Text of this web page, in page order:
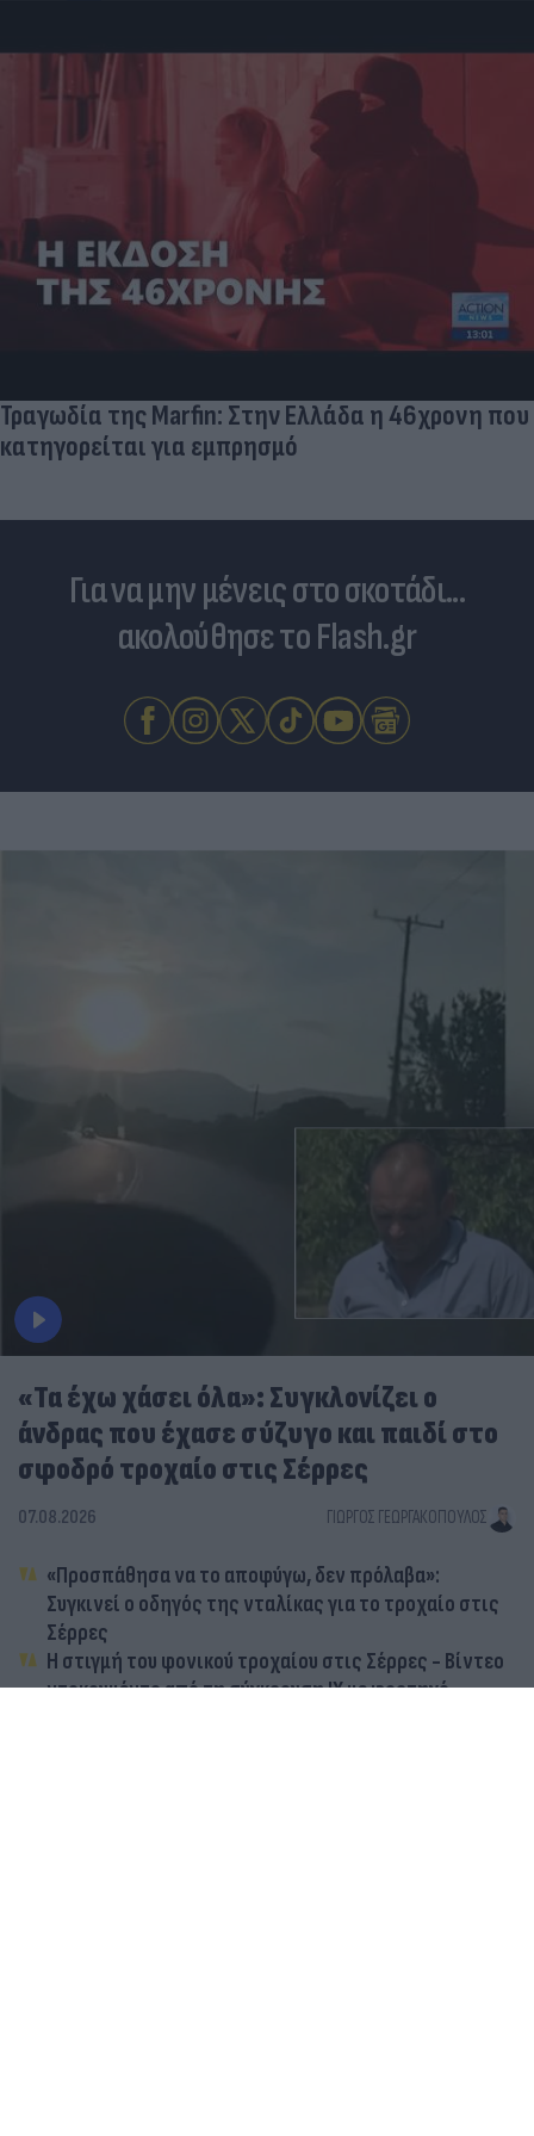
Τραγωδία της Marfin: Στην Ελλάδα η 46χρονη που
κατηγορείται για εμπρησμό
Για να μην μένεις στο σκοτάδι...
ακολούθησε το Flash.gr
«Τα έχω χάσει όλα»: Συγκλονίζει ο
άνδρας που έχασε σύζυγο και παιδί στο
σφοδρό τροχαίο στις Σέρρες
07.08.2026 ΓΙΏΡΓΟΣ ΓΕΩΡΓΑΚΌΠΟΥΛΟΣ
«Προσπάθησα να το αποφύγω, δεν πρόλαβα»:
Συγκινεί ο οδηγός της νταλίκας για το τροχαίο στις
Σέρρες
Η στιγμή του φονικού τροχαίου στις Σέρρες - Βίντεο
ντοκουμέντο από τη σύγκρουση ΙΧ με φορτηγό